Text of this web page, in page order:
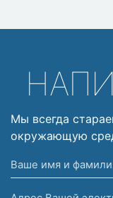
Мы всегда
окружающую
Ваше
имя